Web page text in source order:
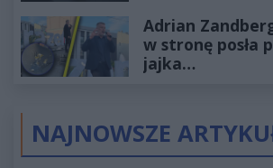
złotych
Adrian
w stronę posła
jajka…
NAJNOWSZE